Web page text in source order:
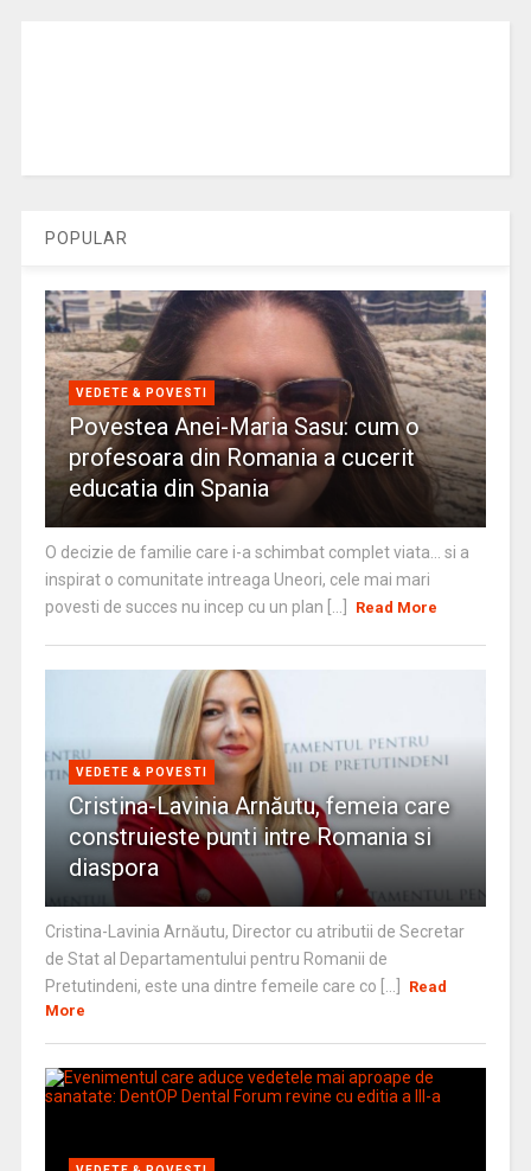
POPULAR
VEDETE & POVESTI
Povestea Anei-Maria Sasu: cum o
profesoara din Romania a cucerit
educatia din Spania
O decizie de familie care i-a schimbat complet viata… si a
inspirat o comunitate intreaga Uneori, cele mai mari
povesti de succes nu incep cu un plan [...]
Read More
VEDETE & POVESTI
Cristina-Lavinia Arnăutu, femeia care
construieste punti intre Romania si
diaspora
Cristina-Lavinia Arnăutu, Director cu atributii de Secretar
de Stat al Departamentului pentru Romanii de
Pretutindeni, este una dintre femeile care co [...]
Read
More